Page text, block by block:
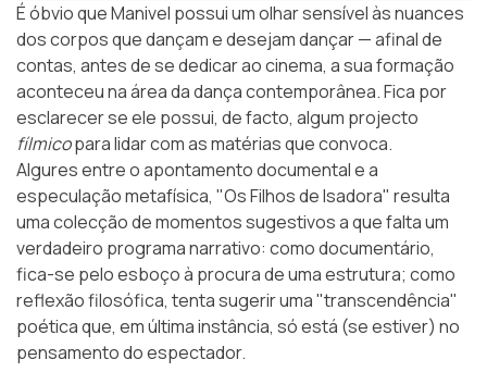
É óbvio que Manivel possui um olhar sensível às nuances
dos corpos que dançam e desejam dançar — afinal de
contas, antes de se dedicar ao cinema, a sua formação
aconteceu na área da dança contemporânea. Fica por
esclarecer se ele possui, de facto, algum projecto
fílmicopara lidar com as matérias que convoca.
Algures entre o apontamento documental e a
especulação metafísica, "Os Filhos de Isadora" resulta
uma colecção de momentos sugestivos a que falta um
verdadeiro programa narrativo: como documentário,
fica-se pelo esboço à procura de uma estrutura; como
reflexão filosófica, tenta sugerir uma "transcendência"
poética que, em última instância, só está (se estiver) no
pensamento do espectador.